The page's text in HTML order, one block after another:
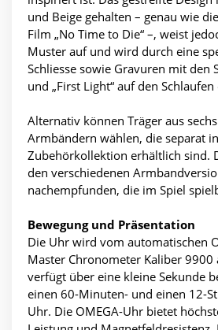
und Beige gehalten – genau wie
Film „No Time to Die“ –, weist
Muster auf und wird durch eine
Schliesse sowie Gravuren mit den
und „First Light“ auf den Schlaufen
Alternativ können Träger aus
Armbändern wählen, die separat
Zubehörkollektion erhältlich sind.
den verschiedenen
nachempfunden, die im Spiel
Bewegung und Präsentation
Die Uhr wird vom automatischen
Master Chronometer Kaliber 9900
verfügt über eine kleine Sekunde
einen 60-Minuten- und einen 12-
Uhr. Die OMEGA-Uhr bietet